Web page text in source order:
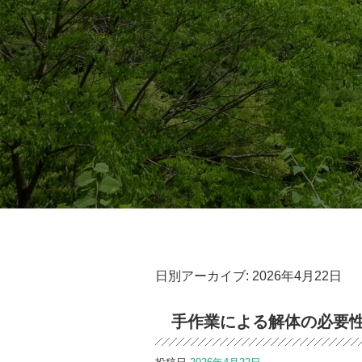
日別アーカイブ: 2026年4月22日
手作業による解体の必要